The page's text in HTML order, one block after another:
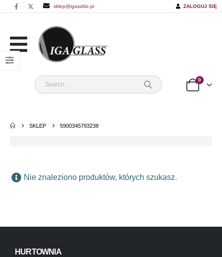
sklep@igaszklo.pl ZALOGUJ SIĘ
0
SKLEP 5900345793238
Nie znaleziono produktów, których szukasz.
HURTOWNIA